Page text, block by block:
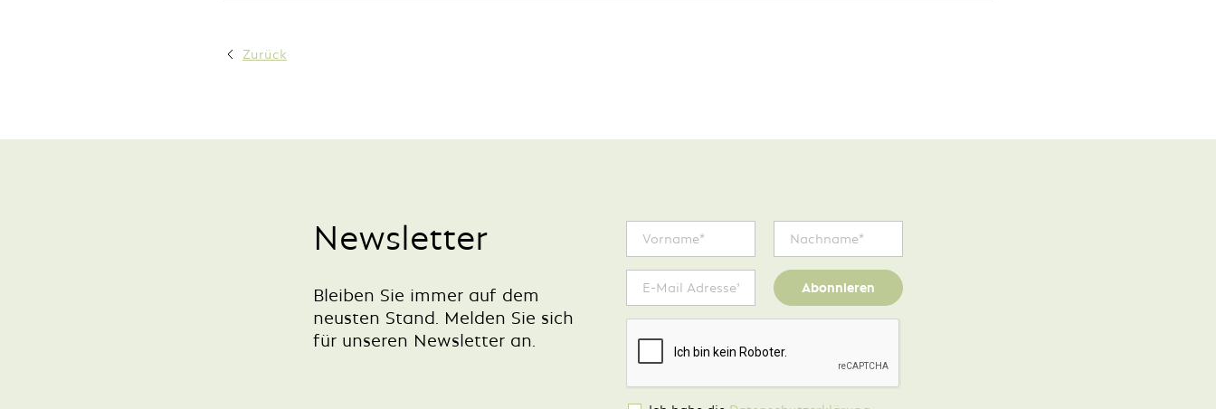
Zurück
Newsletter
Bleiben Sie immer auf dem
neusten Stand. Melden Sie sich
für unseren Newsletter an.
Abonnieren